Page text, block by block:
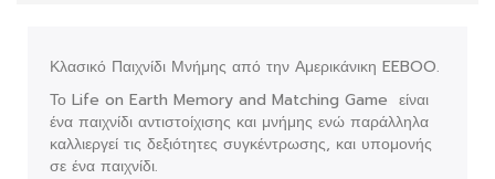
Κλασικό Παιχνίδι Μνήμης από την Αμερικάνικη EEBOO.
Το Life on Earth Memory and Matching Game είναι
ένα παιχνίδι αντιστοίχισης και μνήμης ενώ παράλληλα
καλλιεργεί τις δεξιότητες συγκέντρωσης, και υπομονής
σε ένα παιχνίδι.